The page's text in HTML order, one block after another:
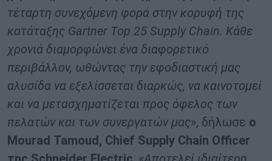
τέταρτη συνεχόμενη φορά στην κορυφή της
κατάταξης Gartner Top 25 Supply Chain. Κάθε
χρονιά διαμορφώνει ένα διαφορετικό
περιβάλλον, ωθώντας την εφοδιαστική μας
αλυσίδα να εξελίσσεται διαρκώς, να καινοτομεί
και να μετασχηματίζεται προς όφελος των
πελατών και των συνεργατών μας», δήλωσε ο
Mourad Tamoud , Chief Supply Chain Officer